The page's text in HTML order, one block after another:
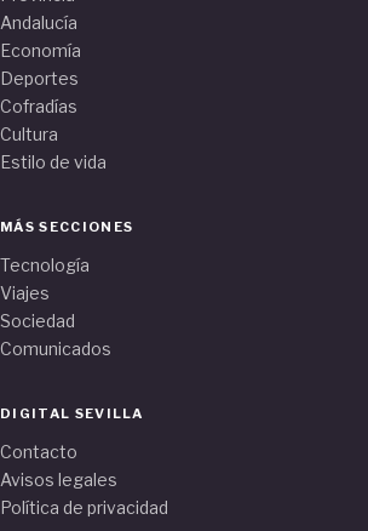
Andalucía
Economía
Deportes
Cofradías
Cultura
Estilo de vida
MÁS SECCIONES
Tecnología
Viajes
Sociedad
Comunicados
DIGITAL SEVILLA
Contacto
Avisos legales
Política de privacidad